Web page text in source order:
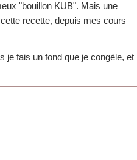
"bouillon KUB". Mais une
recette, depuis mes cours
je fais un fond que je congèle, et